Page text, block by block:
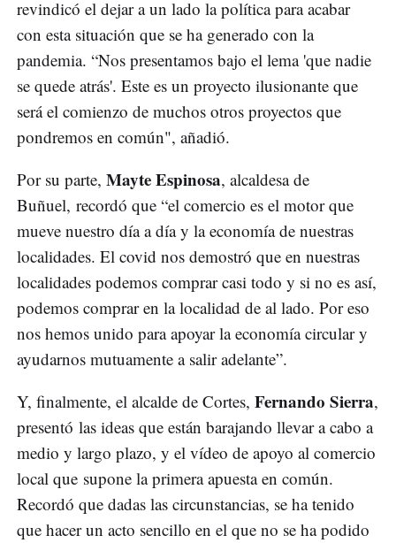
revindicó el dejar a un lado la política para acabar
con esta situación que se ha generado con la
pandemia. “Nos presentamos bajo el lema 'que nadie
se quede atrás'. Este es un proyecto ilusionante que
será el comienzo de muchos otros proyectos que
pondremos en común", añadió.
Por su parte, Mayte Espinosa, alcaldesa de
Buñuel, recordó que “el comercio es el motor que
mueve nuestro día a día y la economía de nuestras
localidades. El covid nos demostró que en nuestras
localidades podemos comprar casi todo y si no es así,
podemos comprar en la localidad de al lado. Por eso
nos hemos unido para apoyar la economía circular y
ayudarnos mutuamente a salir adelante”.
Y, finalmente, el alcalde de Cortes, Fernando Sierra,
presentó las ideas que están barajando llevar a cabo a
medio y largo plazo, y el vídeo de apoyo al comercio
local que supone la primera apuesta en común.
Recordó que dadas las circunstancias, se ha tenido
que hacer un acto sencillo en el que no se ha podido